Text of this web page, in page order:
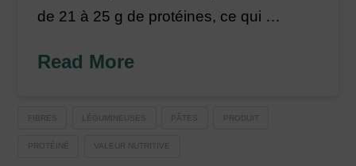
de 21 à 25 g de protéines, ce qui …
Read More
FIBRES LÉGUMINEUSES PÂTES PRODUIT
PROTÉINÉ VALEUR NUTRITIVE